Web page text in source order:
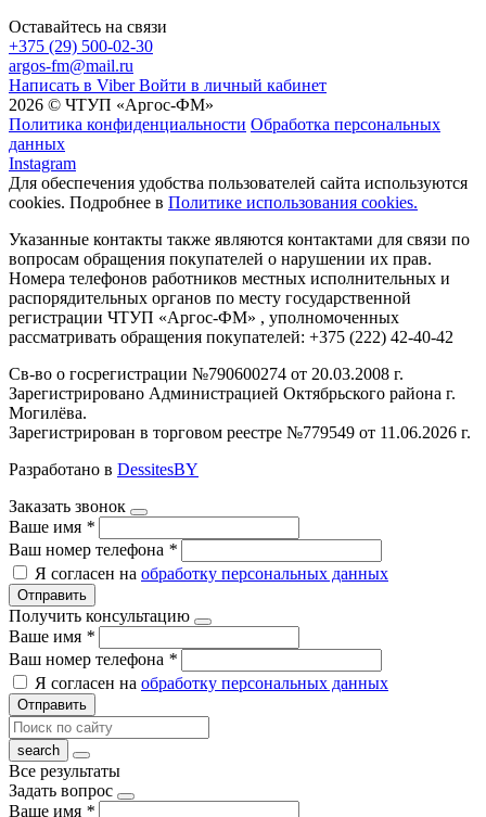
Оставайтесь на связи
+375 (29) 500-02-30
argos-fm@mail.ru
Написать в Viber Войти в личный кабинет
2026 © ЧТУП «Аргос-ФМ»
Политика конфиденциальности Обработка персональных
данных
Instagram
Для обеспечения удобства пользователей сайта используются
cookies. Подробнее в Политике использования cookies.
Указанные контакты также являются контактами для связи по
вопросам обращения покупателей о нарушении их прав.
Номера телефонов работников местных исполнительных и
распорядительных органов по месту государственной
регистрации ЧТУП «Аргос-ФМ» , уполномоченных
рассматривать обращения покупателей: +375 (222) 42-40-42
Св-во о госрегистрации №790600274 от 20.03.2008 г.
Зарегистрировано Администрацией Октябрьского района г.
Могилёва.
Зарегистрирован в торговом реестре №779549 от 11.06.2026 г.
Разработано в DessitesBY
Заказать звонок
Ваше имя *
Ваш номер телефона *
Я согласен на обработку персональных данных
Отправить
Получить консультацию
Ваше имя *
Ваш номер телефона *
Я согласен на обработку персональных данных
Отправить
Все результаты
Задать вопрос
Ваше имя *